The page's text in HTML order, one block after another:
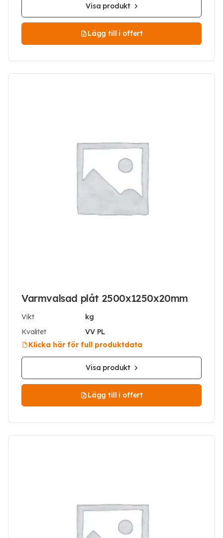
Visa produkt
Lägg till i offert
Varmvalsad plåt 2500x1250x20mm
Vikt
kg
Kvalitet
VV PL
Klicka här för full produktdata
Visa produkt
Lägg till i offert